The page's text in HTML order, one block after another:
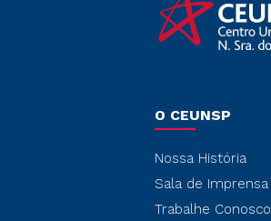
O CEUNSP
Nossa História
Sala de Imprensa
Trabalhe Conosco